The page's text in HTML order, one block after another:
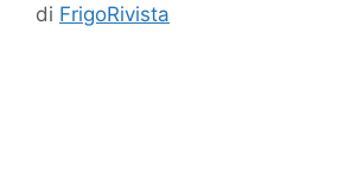
di FrigoRivista